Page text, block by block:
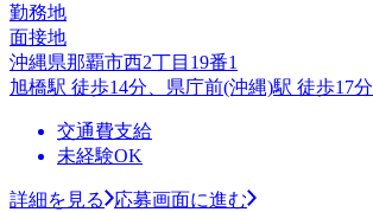
勤務地
面接地
沖縄県那覇市西2丁目19番1
旭橋駅 徒歩14分、県庁前(沖縄)駅 徒歩17分
交通費支給
未経験OK
詳細を見る
応募画面に進む